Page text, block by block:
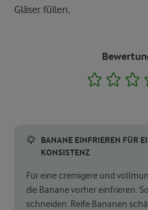
Gläser füllen.
1 2 3
BANANE EINFRIEREN FÜR
KONSISTENZ
Für eine cremigere und
die Banane vorher einfrieren.
schneiden: Reife Bananen